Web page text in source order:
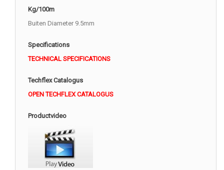
Kg/100m
Buiten Diameter 9.5mm
Specifications
TECHNICAL SPECIFICATIONS
Techflex Catalogus
OPEN TECHFLEX CATALOGUS
Productvideo